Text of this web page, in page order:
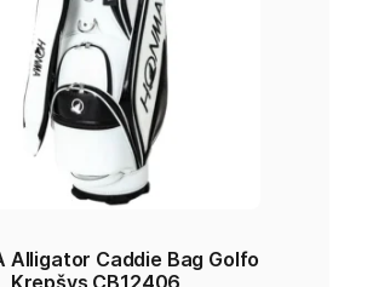
Alligator Caddie Bag Golfo
Krepšys CB12406